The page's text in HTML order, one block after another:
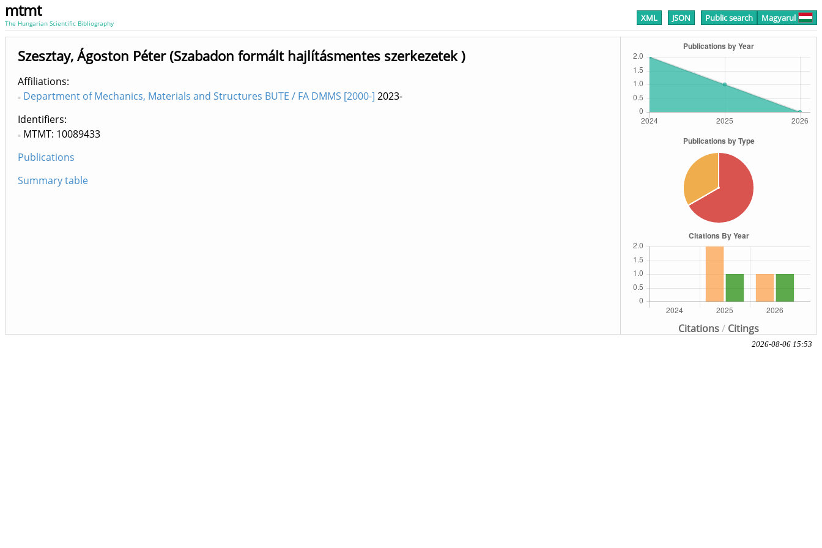
mtmt
The Hungarian Scientific Bibliography XML JSON Public search Magyarul
Citations/ Citings
Szesztay, Ágoston Péter (Szabadon formált hajlításmentes szerkezetek )
Affiliations
Department of Mechanics, Materials and Structures BUTE / FA DMMS [2000-] 2023-
Identifiers
MTMT: 10089433
Publications
Summary table
2026-08-06 15:53